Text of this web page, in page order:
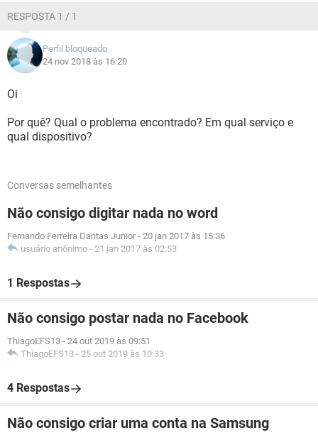
RESPOSTA 1 / 1
Perfil bloqueado
24 nov 2018 às 16:20
Oi
Por quê? Qual o problema encontrado? Em qual serviço e
qual dispositivo?
Conversas semelhantes
Não consigo digitar nada no word
Fernando Ferreira Dantas Junior - 20 jan 2017 às 15:36
usuário anônimo - 21 jan 2017 às 02:53
1 Respostas
Não consigo postar nada no Facebook
ThiagoEFS13 - 24 out 2019 às 09:51
ThiagoEFS13 - 25 out 2019 às 10:33
4 Respostas
Não consigo criar uma conta na Samsung